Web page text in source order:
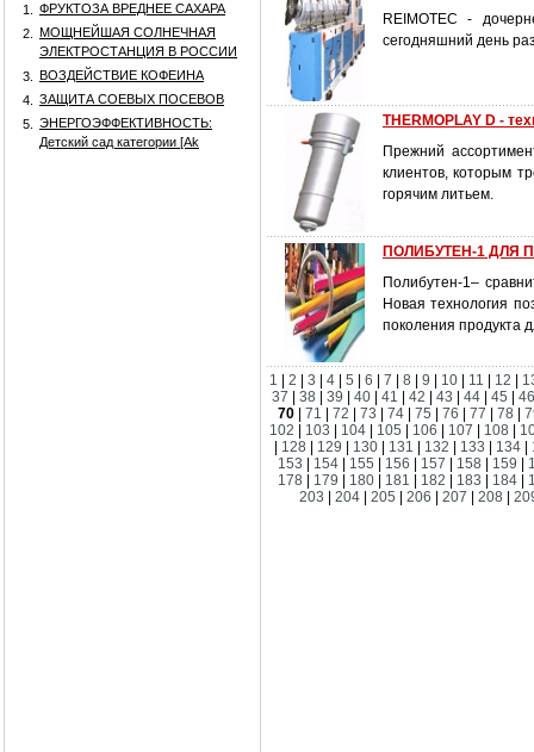
1.
ФРУКТОЗА ВРЕДНЕЕ САХАРА
2.
МОЩНЕЙШАЯ СОЛНЕЧНАЯ
ЭЛЕКТРОСТАНЦИЯ В РОССИИ
3.
ВОЗДЕЙСТВИЕ КОФЕИНА
4.
ЗАЩИТА СОЕВЫХ ПОСЕВОВ
5.
ЭНЕРГОЭФФЕКТИВНОСТЬ:
Детский сад категории [Аk
REIMOTEC -
сегодняшний день
THERMOPLAY D -
Прежний
клиентов, которым
горячим литьем.
ПОЛИБУТЕН-1 ДЛЯ
Полибутен-1–
Новая технология
поколения продукта
1 2 3 4 5 6 7 8 9 10 11 12
37
|38 |39 |40 |41 |42 |43 |44 |45 |
70
71 72 73 74 75 76 77 78
102
103 104 105 106 107 108
128 129 130 131 132 133 134
153
154 155 156 157 158 159
178
179 180 181 182 183 184
203
|204 |205 |206 |207 |208 |